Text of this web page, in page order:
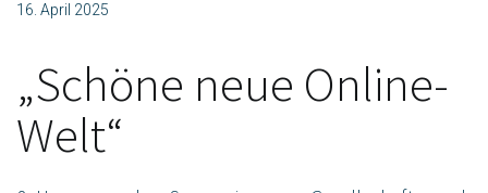
16. April 2025
„Schöne neue Online-
Welt“